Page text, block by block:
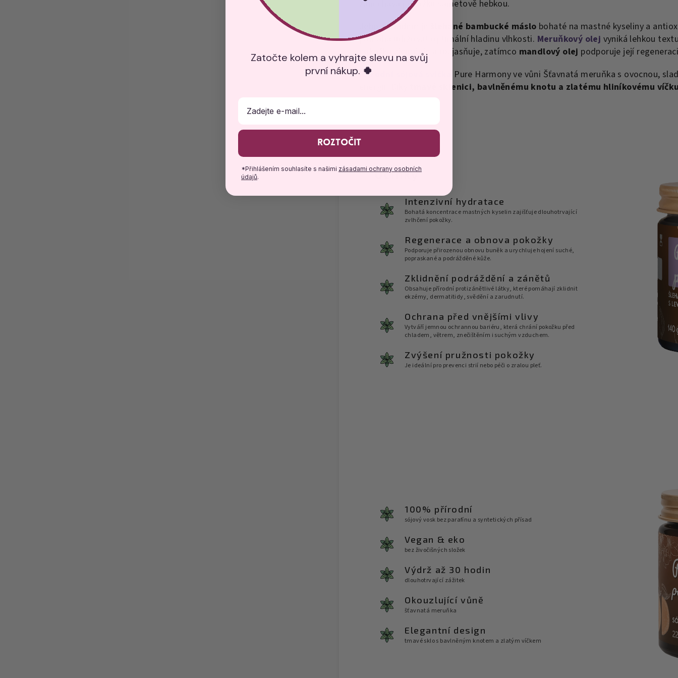
zanechává pokožku sametově hebkou.
Jeho základem je
šlehané bambucké máslo bohaté na mastné kyseliny a
pomáhá udržovat optimální hladinu vlhkosti. Meruňkový olej vyniká lehkou
pokožku zjemňuje a rozjasňuje, zatímco mandlový olej podporuje její
Přírodní sójová svíčka
Pure Harmony ve vůni Šťavnatá meruňka s ovocnou,
tmavé sklenici, bavlněnému knotu a zlatému hliníkovému
Účinky
Intenzivní hydratace
Bohatá koncentrace mastných kyselin zajišťuje dlouhotrvající
zvlhčení pokožky.
Regenerace a obnova pokožky
Podporuje přirozenou obnovu buněk a urychluje hojení suché,
popraskané a podrážděné kůže.
Zklidnění podráždění a zánětů
Obsahuje přírodní protizánětlivé látky, které pomáhají zklidnit
ekzémy, dermatitidy, svědění a zarudnutí.
Ochrana před vnějšími vlivy
Vytváří jemnou ochrannou bariéru, která chrání pokožku před
chladem, větrem, znečištěním i suchým vzduchem.
Zvýšení pružnosti pokožky
Je ideální pro prevenci strií nebo péči o zralou pleť.
100% přírodní
sójový vosk bez parafínu a syntetických přísad
Vegan & eko
bez živočišných složek
Výdrž až 30 hodin
dlouhotrvající zážitek
Okouzlující vůně
šťavnatá meruňka
Elegantní design
tmavé sklo s bavlněným knotem a zlatým víčkem
Zatočte kolem a vyhrajte slevu na svůj
první nákup. 🍀
Roztočit
*Přihlášením souhlasíte s našimi zásadami ochrany osobních
údajů.